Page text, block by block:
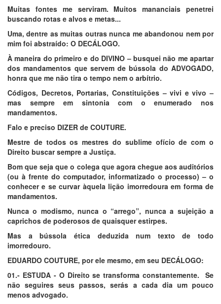
Muitas fontes me serviram. Muitos mananciais penetrei
buscando rotas e alvos e metas...
Uma, dentre as muitas outras nunca me abandonou nem por
mim foi abstraído: O DECÁLOGO.
À maneira do primeiro e do DIVINO – busquei não me apartar
dos mandamentos que servem de bússola do ADVOGADO,
honra que me não tira o tempo nem o arbítrio.
Códigos, Decretos, Portarias, Constituições – vivi e vivo –
mas sempre em sintonia com o enumerado nos
mandamentos.
Falo e preciso DIZER de COUTURE.
Mestre de todos os mestres do sublime ofício de com o
Direito buscar sempre a Justiça.
Bom que seja que o colega que agora chegue aos auditórios
(ou à frente do computador, informatizado o processo) – o
conhecer e se curvar àquela lição imorredoura em forma de
mandamentos.
Nunca o modismo, nunca o “arrego”, nunca a sujeição a
caprichos de poderosos de quaisquer estirpes.
Mas a bússola ética deduzida num texto de todo
imorredouro.
EDUARDO COUTURE, por ele mesmo, em seu DECÁLOGO:
01.- ESTUDA - O Direito se transforma constantemente. Se
não seguires seus passos, serás a cada dia um pouco
menos advogado.